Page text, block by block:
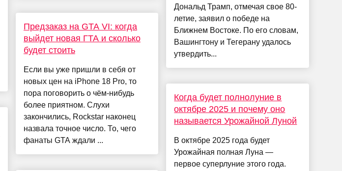
Предзаказ на GTA VI: когда
выйдет новая ГТА и сколько
будет стоить
Если вы уже пришли в себя от
новых цен на iPhone 18 Pro, то
пора поговорить о чём-нибудь
более приятном. Слухи
закончились, Rockstar наконец
назвала точное число. То, чего
фанаты GTA ждали ...
Дональд Трамп, отмечая свое 80-
летие, заявил о победе на
Ближнем Востоке. По его словам,
Вашингтону и Тегерану удалось
утвердить...
Когда будет полнолуние в
октябре 2025 и почему оно
называется Урожайной Луной
В октябре 2025 года будет
Урожайная полная Луна —
первое суперлуние этого года.